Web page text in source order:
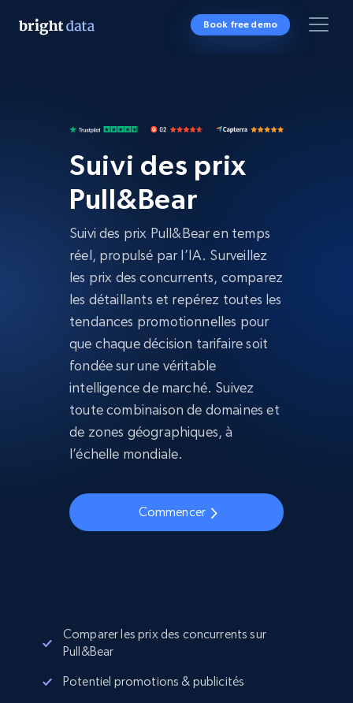
Book free demo
Suivi des prix
Pull&Bear
Suivi des prix Pull&Bear en temps
réel, propulsé par l’IA. Surveillez
les prix des concurrents, comparez
les détaillants et repérez toutes les
tendances promotionnelles pour
que chaque décision tarifaire soit
fondée sur une véritable
intelligence de marché. Suivez
toute combinaison de domaines et
de zones géographiques, à
l’échelle mondiale.
Commencer
Comparer les prix des concurrents sur
Pull&Bear
Potentiel promotions & publicités